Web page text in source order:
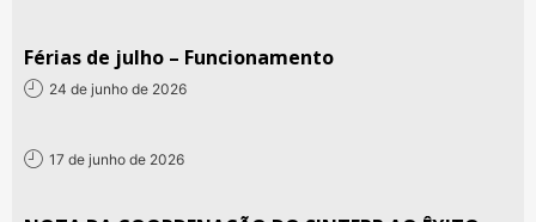
Férias de julho – Funcionamento
24 de junho de 2026
17 de junho de 2026